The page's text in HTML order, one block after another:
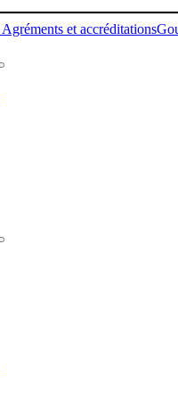
Agréments et accréditations